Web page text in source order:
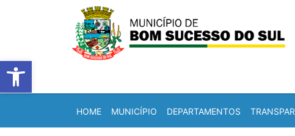
Barra de Ferramentas Aberta
HOME MUNICÍPIO DEPARTAMENTOS